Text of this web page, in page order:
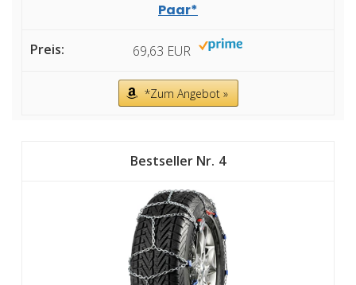
Paar*
69,63 EUR
*Zum Angebot »
4